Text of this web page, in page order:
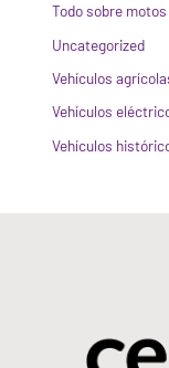
Todo sobre motos
Uncategorized
Vehículos
Vehículos
Vehículos